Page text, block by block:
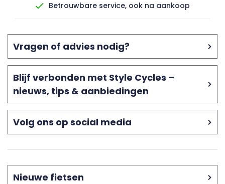
Betrouwbare service, ook na aankoop
Vragen of advies nodig?
Blijf verbonden met Style Cycles –
nieuws, tips & aanbiedingen
Volg ons op social media
Nieuwe fietsen